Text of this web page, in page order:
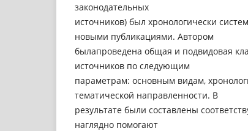
законодательных
источников) был хронологически
новыми публикациями. Автором
былапроведена общая и подвидовая
источников по следующим
параметрам: основным видам,
тематической направленности. В
результате были составлены
наглядно помогают